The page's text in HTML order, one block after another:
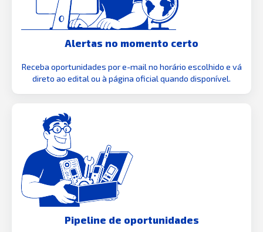
Alertas no momento certo
Receba oportunidades por e-mail no horário escolhido e vá
direto ao edital ou à página oficial quando disponível.
Pipeline de oportunidades